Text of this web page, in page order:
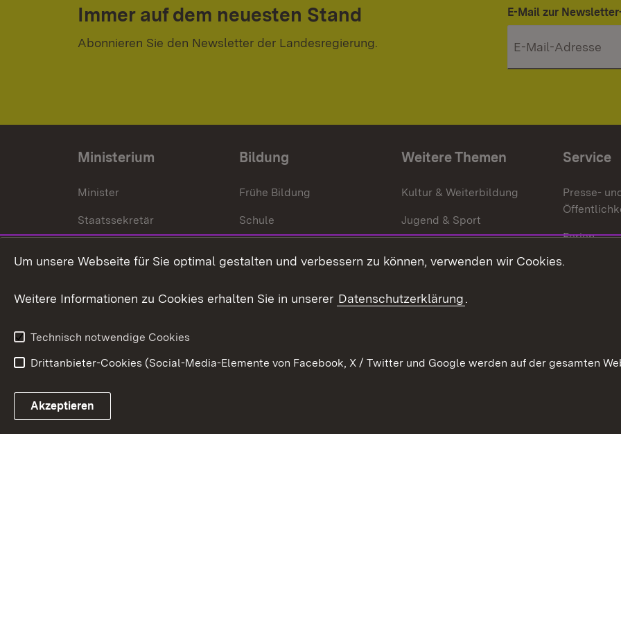
Immer auf dem neuesten Stand
Abonnieren Sie den Newsletter der Landesregierung.
E-Mail zur
Ministerium
Minister
Staatssekretär
Anfahrt und Kontakt
Bildung
Frühe Bildung
Schule
Weitere Themen
Kultur & Weiterbildung
Jugend & Sport
Service
Presse-
Ferien
Stellen
Link zum Landesportal
Um unsere Webseite für Sie optimal gestalten und verbessern zu können, verwenden wir Cookies.
Weitere Informationen zu Cookies erhalten Sie in unserer Datenschutzerklärung.
Technisch notwendige Cookies
Drittanbieter-Cookies (Social-Media-Elemente von Facebook, X / Twitter und Google werden auf der gesamten
Akzeptieren